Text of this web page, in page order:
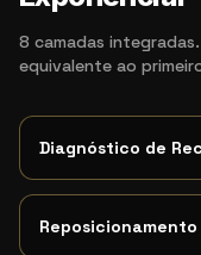
8 camadas
equivalente ao
Diagnóstico de